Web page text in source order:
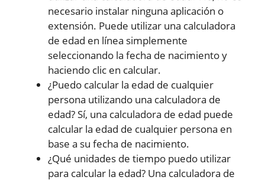
necesario instalar ninguna aplicación o
extensión. Puede utilizar una calculadora
de edad en línea simplemente
seleccionando la fecha de nacimiento y
haciendo clic en calcular.
¿Puedo calcular la edad de cualquier
persona utilizando una calculadora de
edad? Sí, una calculadora de edad puede
calcular la edad de cualquier persona en
base a su fecha de nacimiento.
¿Qué unidades de tiempo puedo utilizar
para calcular la edad? Una calculadora de